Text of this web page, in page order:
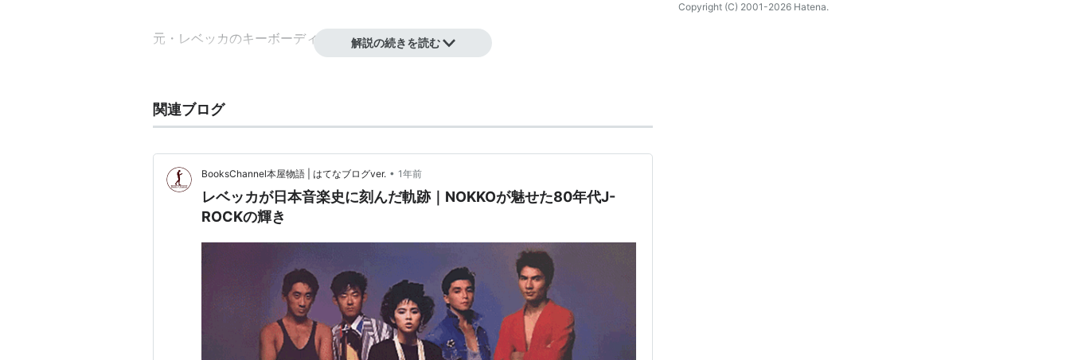
元・レベッカのキーボーディストでリーダー。
1983年秋にレベッカに加入。翌年CBSソニー（フィッツビートレーベル）よりデビュ
その後リーダーだった木暮武彦の脱退とともにリーダーとなり、バンドの音楽的柱とな
る。
「フレンズ」「ラズベリー・ドリーム」などのヒットを残し、1991年にバンドは解散。
レベッカ在籍当時より他アーティストへの楽曲提供やアレンジャーとしての活動を開始
作曲家としては松田聖子の「Strawberry Time」をはじめ、酒井法子、沢田知可子、チ
ェキッ娘など、
アレンジャーとしては宇都宮隆、穴井夕子など、数多くのアーティストの作品を手がけ
解説の続きを読む
関連ブログ
BooksChannel本屋物語 | はてなブログver. • 1年前
レベッカが日本音楽史に刻んだ軌跡｜NOKKOが魅せた80年代J-
ROCKの輝き
Copyright (C) 2001-2026 Hatena.